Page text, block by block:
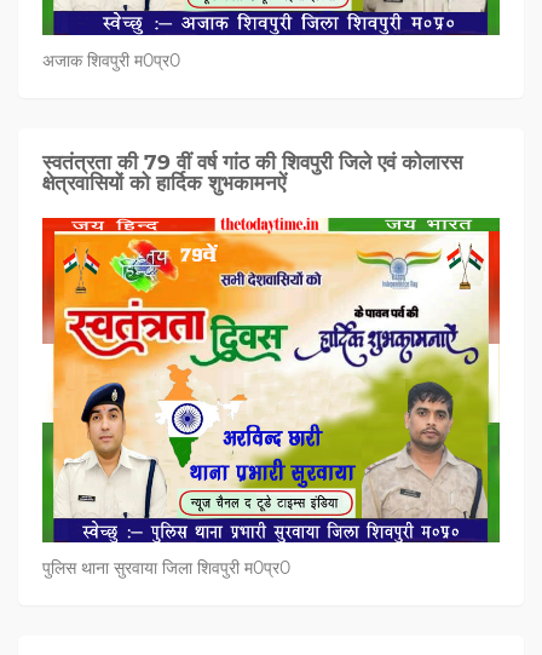
अजाक शिवपुरी म0प्र0
स्वतंत्रता की 79 वीं वर्ष गांठ की शिवपुरी जिले एवं कोलारस
क्षेत्रवासियों को हार्दिक शुभकामनऐं
पुलिस थाना सुरवाया जिला शिवपुरी म0प्र0